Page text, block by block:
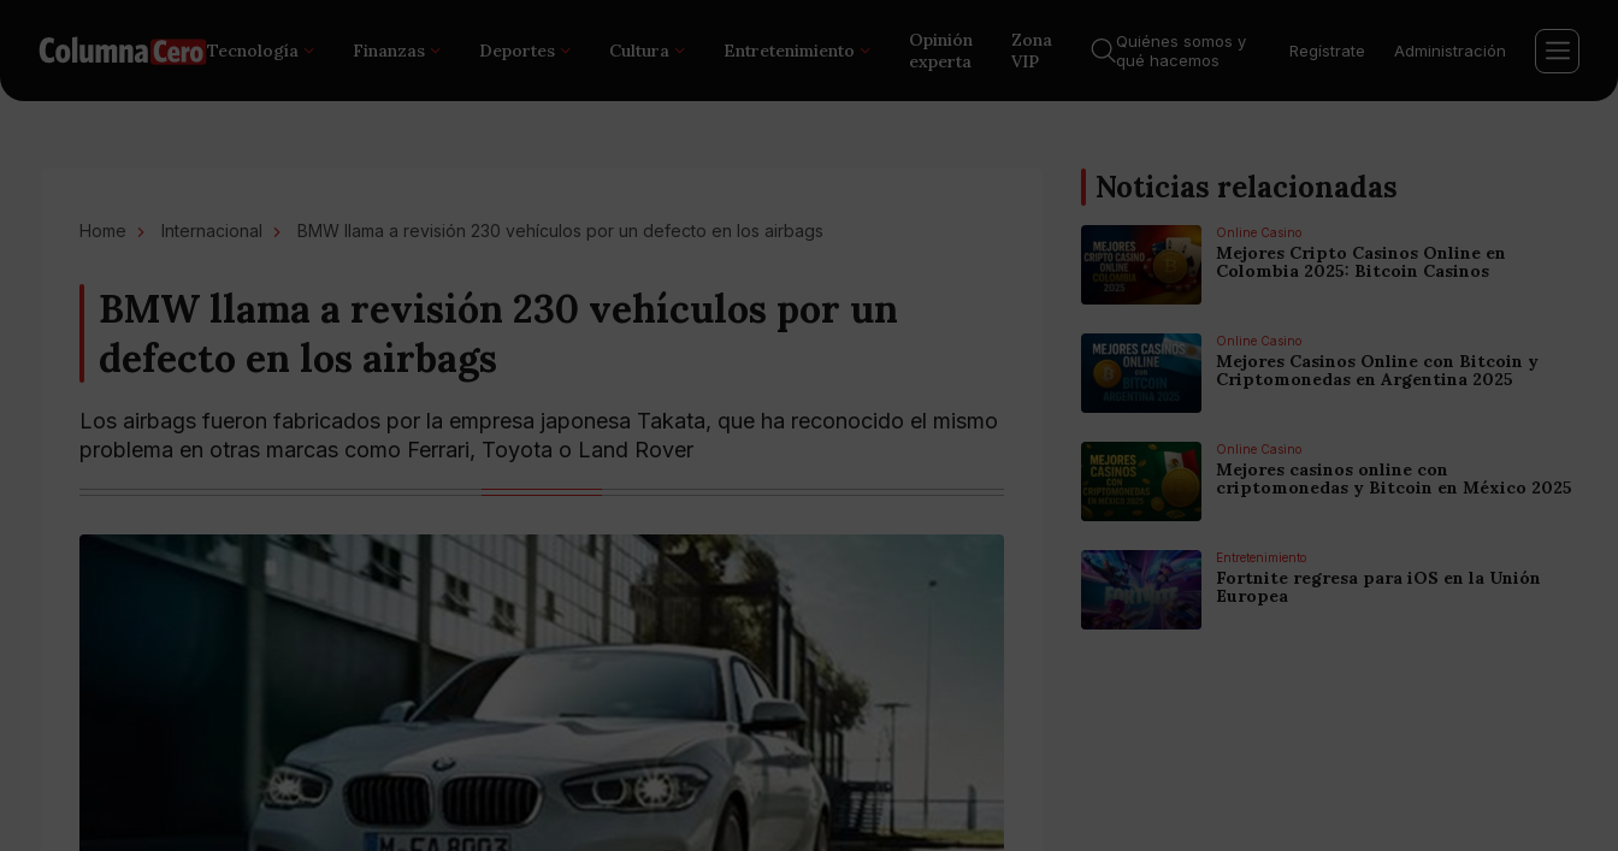
Tecnología Finanzas Deportes Cultura Entretenimiento
Opinión
experta
Zona
VIP
Quiénes somos y
qué hacemos
Regístrate Administración
Home Internacional BMW llama a revisión 230 vehículos por un defecto en los airbags
BMW llama a revisión 230 vehículos por un
defecto en los airbags
Los airbags fueron fabricados por la empresa japonesa Takata, que ha reconocido el mismo
problema en otras marcas como Ferrari, Toyota o Land Rover
Noticias relacionadas
Online Casino
Mejores Cripto Casinos Online en
Colombia 2025: Bitcoin Casinos
Online Casino
Mejores Casinos Online con Bitcoin y
Criptomonedas en Argentina 2025
Online Casino
Mejores casinos online con
criptomonedas y Bitcoin en México 2025
Entretenimiento
Fortnite regresa para iOS en la Unión
Europea